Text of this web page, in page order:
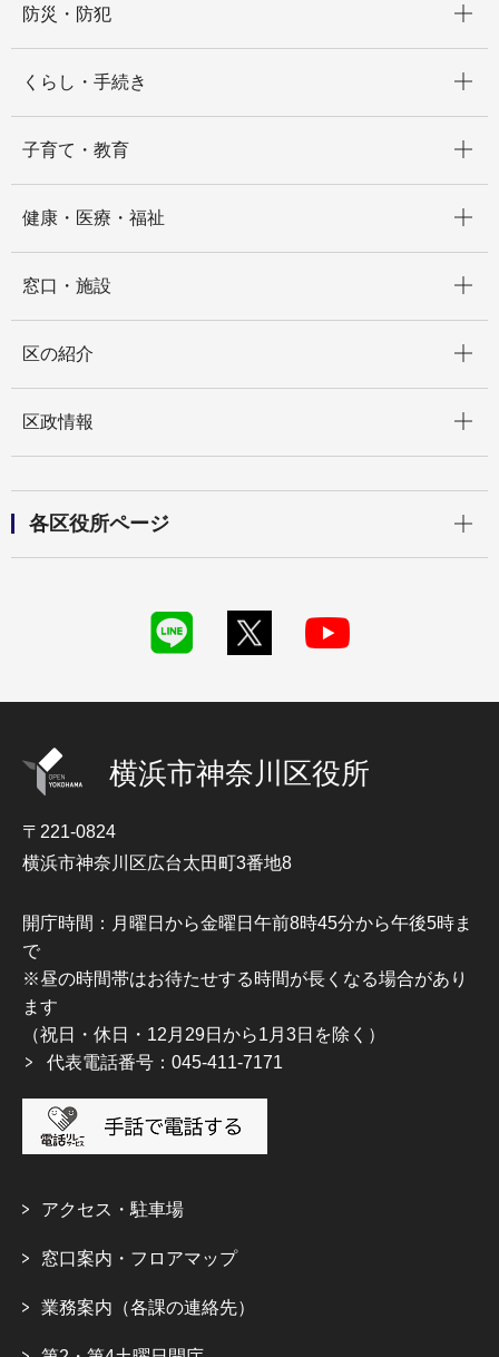
防災・防犯
くらし・手続き
子育て・教育
健康・医療・福祉
窓口・施設
区の紹介
区政情報
各区役所ページ
横浜市神奈川区役所
〒221-0824
横浜市神奈川区広台太田町3番地8
開庁時間：月曜日から金曜日午前8時45分から午後5時ま
で
※昼の時間帯はお待たせする時間が長くなる場合があり
ます
（祝日・休日・12月29日から1月3日を除く）
代表電話番号：045-411-7171
アクセス・駐車場
窓口案内・フロアマップ
業務案内（各課の連絡先）